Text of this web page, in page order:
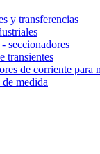
y transferencias
seccionadores
transientes
de corriente para
medida